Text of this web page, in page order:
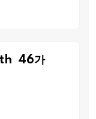
46가